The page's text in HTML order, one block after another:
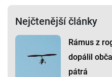
Nejčtenější články
Rámus z
dopálil
pátrá